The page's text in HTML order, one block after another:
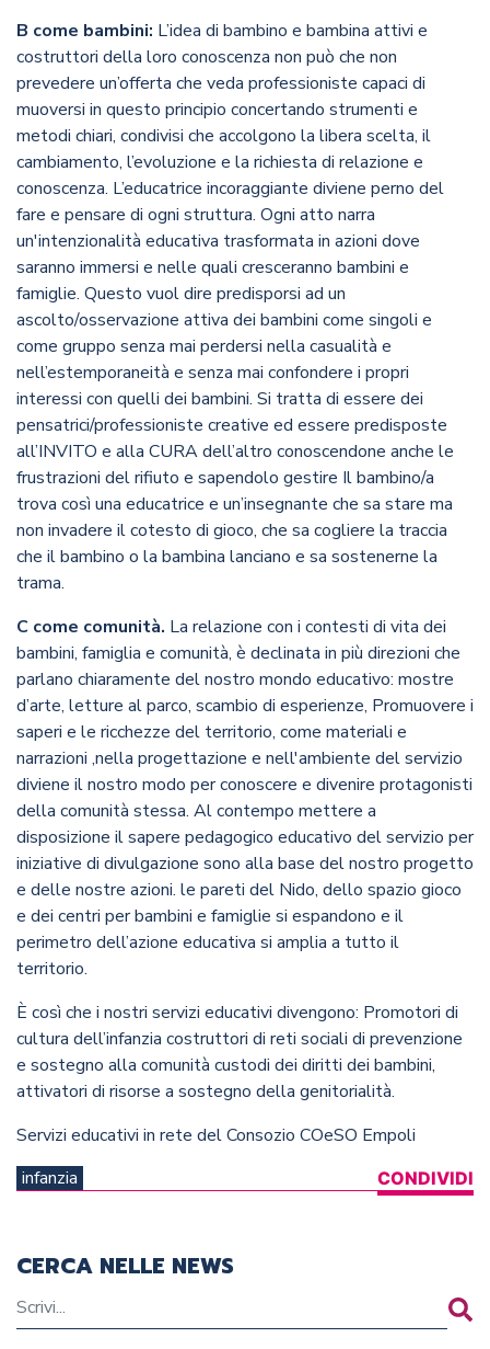
B come bambini: L’idea di bambino e bambina attivi e
costruttori della loro conoscenza non può che non
prevedere un’offerta che veda professioniste capaci di
muoversi in questo principio concertando strumenti e
metodi chiari, condivisi che accolgono la libera scelta, il
cambiamento, l’evoluzione e la richiesta di relazione e
conoscenza. L’educatrice incoraggiante diviene perno del
fare e pensare di ogni struttura. Ogni atto narra
un'intenzionalità educativa trasformata in azioni dove
saranno immersi e nelle quali cresceranno bambini e
famiglie. Questo vuol dire predisporsi ad un
ascolto/osservazione attiva dei bambini come singoli e
come gruppo senza mai perdersi nella casualità e
nell’estemporaneità e senza mai confondere i propri
interessi con quelli dei bambini. Si tratta di essere dei
pensatrici/professioniste creative ed essere predisposte
all’INVITO e alla CURA dell’altro conoscendone anche le
frustrazioni del rifiuto e sapendolo gestire Il bambino/a
trova così una educatrice e un’insegnante che sa stare ma
non invadere il cotesto di gioco, che sa cogliere la traccia
che il bambino o la bambina lanciano e sa sostenerne la
trama.
C come comunità. La relazione con i contesti di vita dei
bambini, famiglia e comunità, è declinata in più direzioni che
parlano chiaramente del nostro mondo educativo: mostre
d’arte, letture al parco, scambio di esperienze, Promuovere i
saperi e le ricchezze del territorio, come materiali e
narrazioni ,nella progettazione e nell'ambiente del servizio
diviene il nostro modo per conoscere e divenire protagonisti
della comunità stessa. Al contempo mettere a
disposizione il sapere pedagogico educativo del servizio per
iniziative di divulgazione sono alla base del nostro progetto
e delle nostre azioni. le pareti del Nido, dello spazio gioco
e dei centri per bambini e famiglie si espandono e il
perimetro dell’azione educativa si amplia a tutto il
territorio.
È così che i nostri servizi educativi divengono: Promotori di
cultura dell’infanzia costruttori di reti sociali di prevenzione
e sostegno alla comunità custodi dei diritti dei bambini,
attivatori di risorse a sostegno della genitorialità.
Servizi educativi in rete del Consozio COeSO Empoli
infanzia
CONDIVIDI
CERCA NELLE NEWS